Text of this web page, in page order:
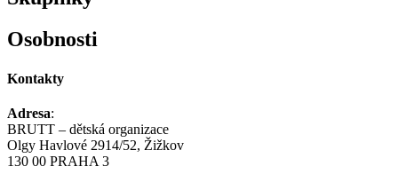
Osobnosti
Kontakty
Adresa:
BRUTT – dětská organizace
Olgy Havlové 2914/52, Žižkov
130 00 PRAHA 3